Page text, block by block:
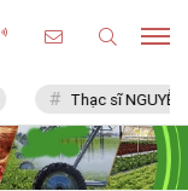
Thạc sĩ NGUYỄN